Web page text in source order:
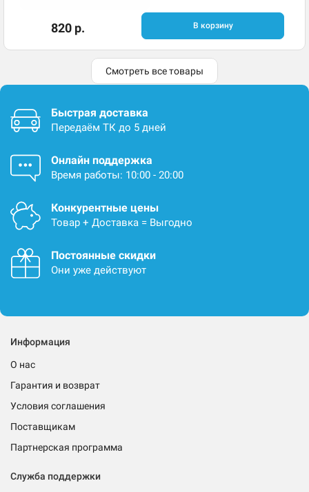
820 р. В корзину
Смотреть все товары
Быстрая доставка
Передаём ТК до 5 дней
Онлайн поддержка
Время работы: 10:00 - 20:00
Конкурентные цены
Товар + Доставка = Выгодно
Постоянные скидки
Они уже действуют
Информация
О нас
Гарантия и возврат
Условия соглашения
Поставщикам
Партнерская программа
Служба поддержки